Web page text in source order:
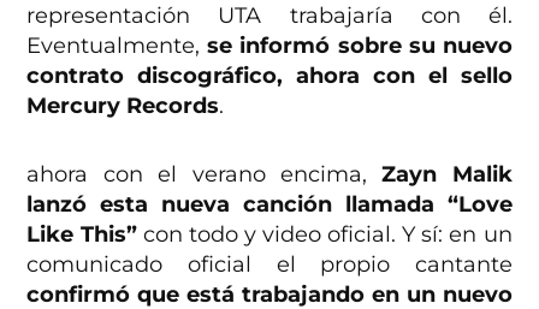
representación UTA trabajaría con él.
Eventualmente,se informó sobre su nuevo
contrato discográfico, ahora con el sello
Mercury Records.
ahora con el verano encima,Zayn Malik
lanzó esta nueva canción llamada “Love
Like This” con todo y video oficial. Y sí: en un
comunicado oficial el propio cantante
confirmó que está trabajando en un nuevo